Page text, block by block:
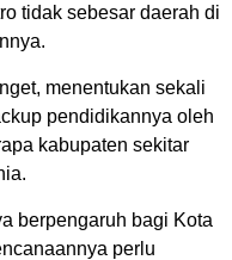
tidak sebesar daerah di
menentukan sekali
pendidikannya oleh
kabupaten sekitar
berpengaruh bagi Kota
perlu